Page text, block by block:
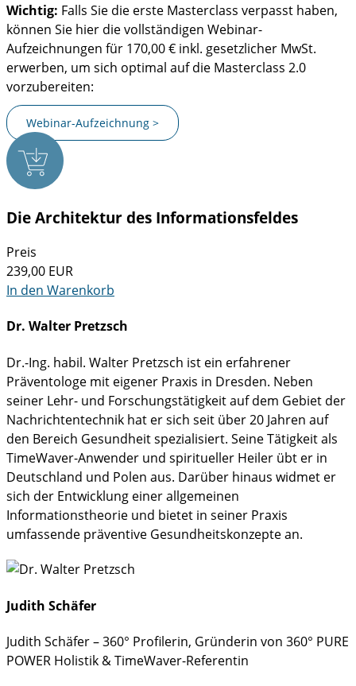
Wichtig: Falls Sie die erste Masterclass verpasst haben,
können Sie hier die vollständigen Webinar-
Aufzeichnungen für 170,00 € inkl. gesetzlicher MwSt.
erwerben, um sich optimal auf die Masterclass 2.0
vorzubereiten:
Webinar-Aufzeichnung >
Die Architektur des Informationsfeldes
Preis
239,00 EUR
In den Warenkorb
Dr. Walter Pretzsch
Dr.-Ing. habil. Walter Pretzsch ist ein erfahrener
Präventologe mit eigener Praxis in Dresden. Neben
seiner Lehr- und Forschungstätigkeit auf dem Gebiet der
Nachrichtentechnik hat er sich seit über 20 Jahren auf
den Bereich Gesundheit spezialisiert. Seine Tätigkeit als
TimeWaver-Anwender und spiritueller Heiler übt er in
Deutschland und Polen aus. Darüber hinaus widmet er
sich der Entwicklung einer allgemeinen
Informationstheorie und bietet in seiner Praxis
umfassende präventive Gesundheitskonzepte an.
Judith Schäfer
Judith Schäfer – 360° Profilerin, Gründerin von 360° PURE
POWER Holistik & TimeWaver-Referentin